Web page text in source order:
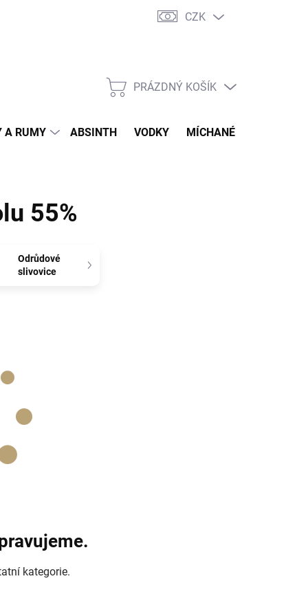
Doprava Jak balíme zásilky
CZK
NÁKUPNÍ
PRÁZDNÝ KOŠÍK
A RUMY ABSINTH VODKY MÍCHANÉ DRINKY
55%
Odrůdové
slivovice
kategorie.